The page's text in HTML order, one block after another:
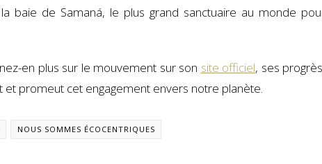
baie de Samaná, le plus grand sanctuaire au monde
en plus sur le mouvement sur son site officiel, ses
promeut cet engagement envers notre planète.
NOUS SOMMES ÉCOCENTRIQUES